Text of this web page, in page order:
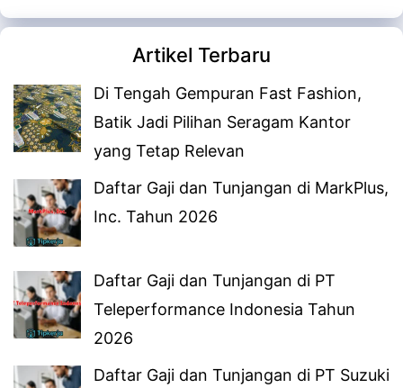
Artikel Terbaru
Di Tengah Gempuran Fast Fashion,
Batik Jadi Pilihan Seragam Kantor
yang Tetap Relevan
Daftar Gaji dan Tunjangan di MarkPlus,
Inc. Tahun 2026
Daftar Gaji dan Tunjangan di PT
Teleperformance Indonesia Tahun
2026
Daftar Gaji dan Tunjangan di PT Suzuki